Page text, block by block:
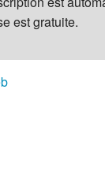
est gratuite.